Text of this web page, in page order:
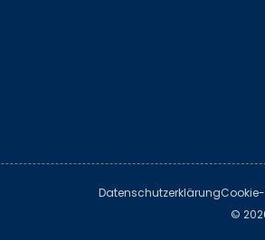
Datenschutzerklärung
©